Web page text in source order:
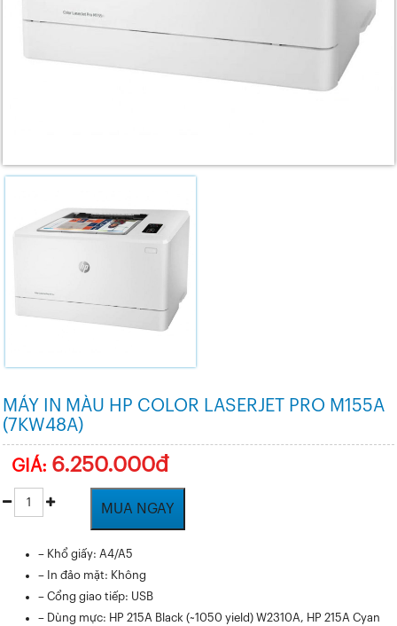
MÁY IN MÀU HP COLOR LASERJET PRO M155A
(7KW48A)
GIÁ: 6.250.000đ
MUA NGAY
– Khổ giấy: A4/A5
– In đảo mặt: Không
– Cổng giao tiếp: USB
– Dùng mực: HP 215A Black (~1050 yield) W2310A, HP 215A Cyan